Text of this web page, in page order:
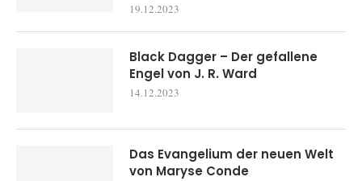
19.12.2023
Black Dagger – Der gefallene
Engel von J. R. Ward
14.12.2023
Das Evangelium der neuen Welt
von Maryse Conde